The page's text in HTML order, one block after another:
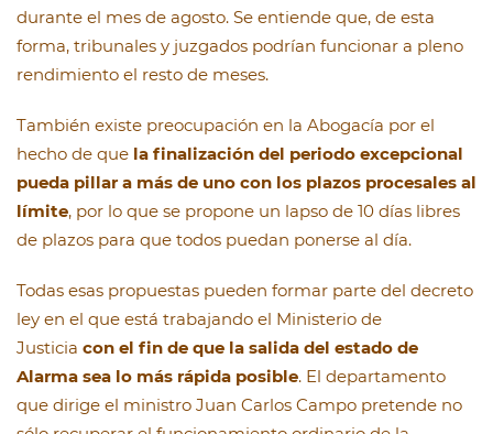
durante el mes de agosto. Se entiende que, de esta
forma, tribunales y juzgados podrían funcionar a pleno
rendimiento el resto de meses.
También existe preocupación en la Abogacía por el
hecho de que la finalización del periodo excepcional
pueda pillar a más de uno con los plazos procesales al
límite, por lo que se propone un lapso de 10 días libres
de plazos para que todos puedan ponerse al día.
Todas esas propuestas pueden formar parte del decreto
ley en el que está trabajando el Ministerio de
Justicia con el fin de que la salida del estado de
Alarma sea lo más rápida posible. El departamento
que dirige el ministro Juan Carlos Campo pretende no